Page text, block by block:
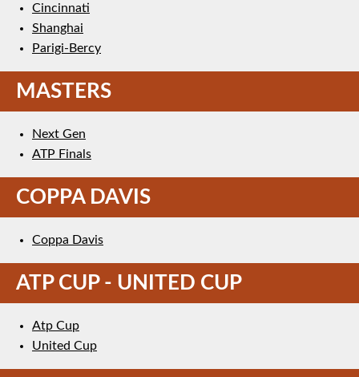
Cincinnati
Shanghai
Parigi-Bercy
MASTERS
Next Gen
ATP Finals
COPPA DAVIS
Coppa Davis
ATP CUP - UNITED CUP
Atp Cup
United Cup